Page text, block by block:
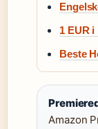
1 EUR
Beste
Amazon